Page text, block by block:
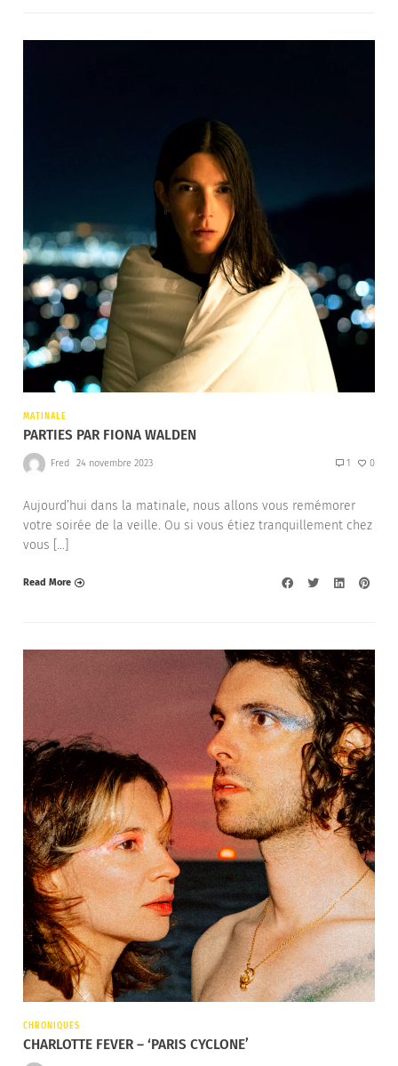
MATINALE
PARTIES PAR FIONA WALDEN
Fred 24 novembre 2023 1 0
Aujourd’hui dans la matinale, nous allons vous remémorer
votre soirée de la veille. Ou si vous étiez tranquillement chez
vous […]
Read More
CHRONIQUES
CHARLOTTE FEVER – ‘PARIS CYCLONE’